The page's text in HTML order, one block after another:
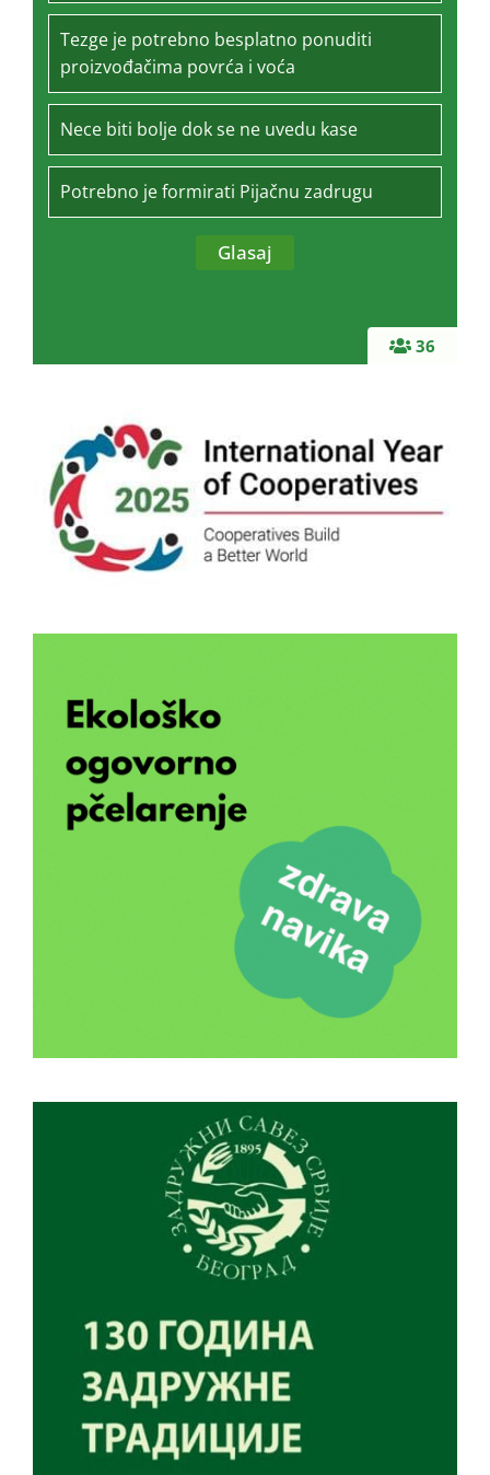
36
Tezge je potrebno besplatno ponuditi
proizvođačima povrća i voća
Nece biti bolje dok se ne uvedu kase
Potrebno je formirati Pijačnu zadrugu